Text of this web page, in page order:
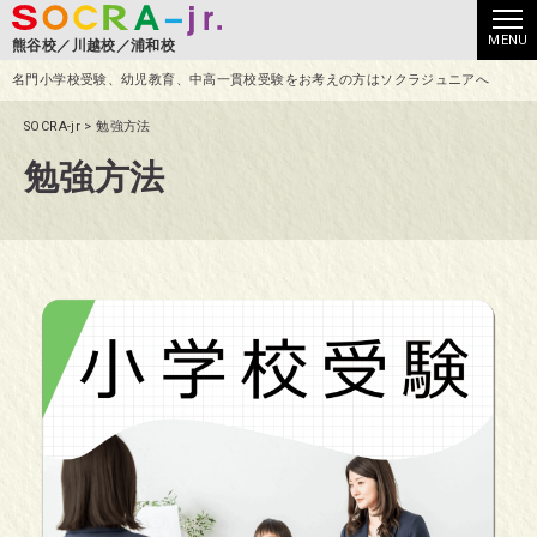
熊谷校 川越校 浦和校
名門小学校受験、幼児教育、中高一貫校受験をお考えの方はソクラジュニアへ
SOCRA-jr >勉強方法
勉強方法